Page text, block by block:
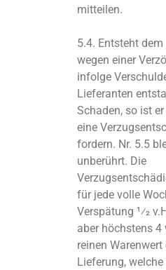
mitteilen.
5.4. Entsteht dem
wegen einer
infolge
Lieferanten
Schaden, so ist
eine
fordern. Nr. 5.5
unberührt. Die
für jede volle
Verspätung 1⁄2
aber höchstens 4
reinen
Lieferung,